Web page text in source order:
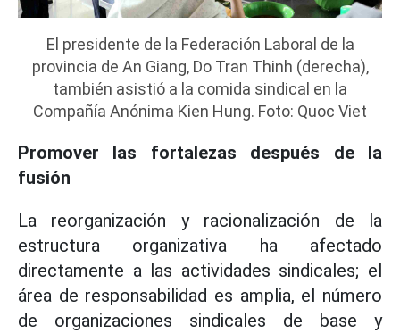
El presidente de la Federación Laboral de la
provincia de An Giang, Do Tran Thinh (derecha),
también asistió a la comida sindical en la
Compañía Anónima Kien Hung. Foto: Quoc Viet
Promover las fortalezas después de la
fusión
La reorganización y racionalización de la
estructura organizativa ha afectado
directamente a las actividades sindicales; el
área de responsabilidad es amplia, el número
de organizaciones sindicales de base y